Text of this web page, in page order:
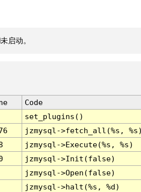
启动。
Code
set_plugins()
jzmysql->fetch_all(%s,
jzmysql->Execute(%s, %s)
jzmysql->Init(false)
jzmysql->Open(false)
jzmysql->halt(%s, %d)